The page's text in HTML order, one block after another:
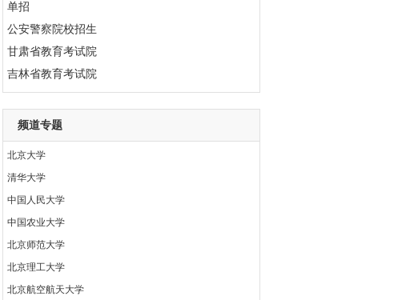
单招
公安警察院校招生
甘肃省教育考试院
吉林省教育考试院
频道专题
北京大学
清华大学
中国人民大学
中国农业大学
北京师范大学
北京理工大学
北京航空航天大学